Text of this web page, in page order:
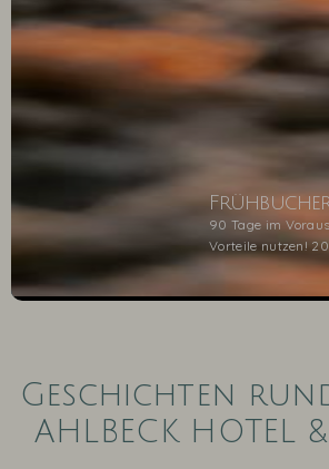
90 Tage im
Vorteile nutzen!
Geschichten
AHLBECK HOTEL